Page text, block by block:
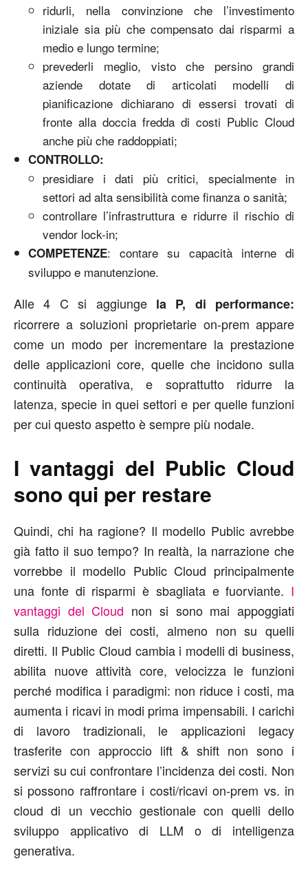
ridurli, nella convinzione che l’investimento
iniziale sia più che compensato dai risparmi a
medio e lungo termine;
prevederli meglio, visto che persino grandi
aziende dotate di articolati modelli di
pianificazione dichiarano di essersi trovati di
fronte alla doccia fredda di costi Public Cloud
anche più che raddoppiati;
CONTROLLO:
presidiare i dati più critici, specialmente in
settori ad alta sensibilità come finanza o sanità;
controllare l’infrastruttura e ridurre il rischio di
vendor lock-in;
COMPETENZE: contare su capacità interne di
sviluppo e manutenzione.
Alle 4 C si aggiunge la P, di performance:
ricorrere a soluzioni proprietarie on-prem appare
come un modo per incrementare la prestazione
delle applicazioni core, quelle che incidono sulla
continuità operativa, e soprattutto ridurre la
latenza, specie in quei settori e per quelle funzioni
per cui questo aspetto è sempre più nodale.
I vantaggi del Public Cloud
sono qui per restare
Quindi, chi ha ragione? Il modello Public avrebbe
già fatto il suo tempo? In realtà, la narrazione che
vorrebbe il modello Public Cloud principalmente
una fonte di risparmi è sbagliata e fuorviante. I
vantaggi del Cloud non si sono mai appoggiati
sulla riduzione dei costi, almeno non su quelli
diretti. Il Public Cloud cambia i modelli di business,
abilita nuove attività core, velocizza le funzioni
perché modifica i paradigmi: non riduce i costi, ma
aumenta i ricavi in modi prima impensabili. I carichi
di lavoro tradizionali, le applicazioni legacy
trasferite con approccio lift & shift non sono i
servizi su cui confrontare l’incidenza dei costi. Non
si possono raffrontare i costi/ricavi on-prem vs. in
cloud di un vecchio gestionale con quelli dello
sviluppo applicativo di LLM o di intelligenza
generativa.